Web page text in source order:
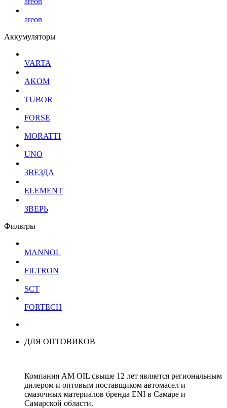
areon
Аккумуляторы
VARTA
AKOM
TUBOR
FORSE
MORATTI
UNO
ЗВЕЗДА
ELEMENT
ЗВЕРЬ
Фильтры
MANNOL
FILTRON
SCT
FORTECH
ДЛЯ ОПТОВИКОВ
Компания AM OIL свыше 12 лет является региональным
дилером и оптовым поставщиком автомасел и
смазочных материалов бренда ENI в Самаре и
Самарской области.